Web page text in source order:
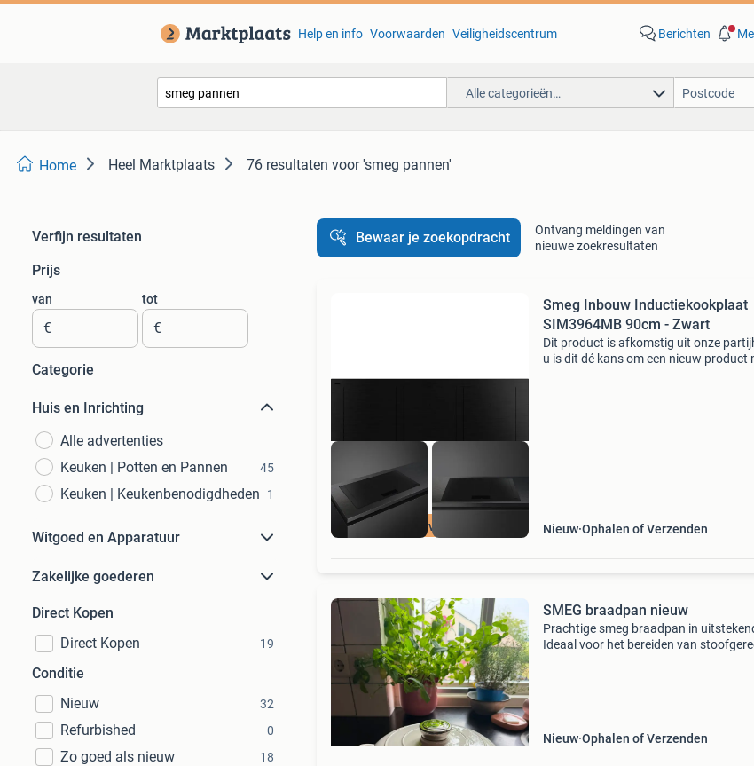
Help en info Voorwaarden Veiligheidscentrum Berichten
Alle categorieën…
Home Heel Marktplaats 76 resultaten voor 'smeg pannen'
Verfijn resultaten
Prijs
van
€
tot
€
Categorie
Huis en Inrichting
Alle advertenties
Keuken | Potten en Pannen
45
Keuken | Keukenbenodigdheden 1
Witgoed en Apparatuur
Zakelijke goederen
Direct Kopen
Direct Kopen
19
Conditie
Nieuw
32
Refurbished 0
Zo goed als nieuw 18
Bewaar je zoekopdracht
Ontvang meldingen van
nieuwe zoekresultaten
Bijna uitverkocht
Smeg Inbouw Inductiekookplaat
SIM3964MB 90cm - Zwart
Dit product is afkomstig uit onze
u is dit dé kans om een nieuw product
Nieuw Ophalen of Verzenden
SMEG braadpan nieuw
Prachtige smeg braadpan in
Ideaal voor het bereiden van
Nieuw Ophalen of Verzenden